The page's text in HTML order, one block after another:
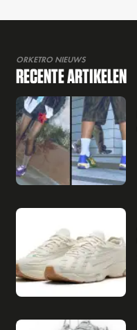
ORKETRO NIEUWS
RECENTE ARTIKELEN